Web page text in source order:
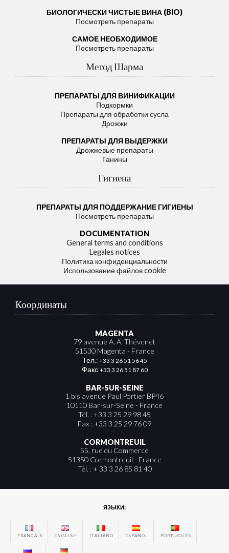
БИОЛОГИЧЕСКИ ЧИСТЫЕ ВИНА (BIO)
Посмотреть препараты
САМОЕ НЕОБХОДИМОЕ
Посмотреть препараты
Метод Шарма
ПРЕПАРАТЫ ДЛЯ ВИНИФИКАЦИИ
Подкормки
Препараты для обработки сусла
Дрожжи
ПРЕПАРАТЫ ДЛЯ ВЫДЕРЖКИ
Дрожжевые препараты
Танины
Гигиена
ПРЕПАРАТЫ ДЛЯ ПОДДЕРЖАНИЕ ГИГИЕНЫ
Посмотреть препараты
DOCUMENTATION
General terms and conditions
Legales notices
Политика конфиденциальности
Использование файлов cookie
Координаты
MAGENTA
79 avenue A. A. Thévenet
51530 Magenta - France
Тел.: +33 3 26 51 56 45
Факс +33 3 26 51 87 60
BAR-SUR-SEINE
1 bis avenue Paul Portier BP46
10110 Bar-sur-Seine - France
Tél. : +33 3 25 29 98 45
Fax : +33 3 25 29 76 09
CORMONTREUIL
55, rue du Commerce
51350 Cormontreuil - France
Tél. : + 33 3 26 85 81 40
ЯЗЫКИ:
FRANÇAIS ENGLISH ITALIANO ESPAÑOL PORTUGUÊS